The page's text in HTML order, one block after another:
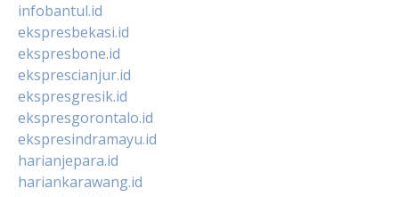
infobantul.id
ekspresbekasi.id
ekspresbone.id
eksprescianjur.id
ekspresgresik.id
ekspresgorontalo.id
ekspresindramayu.id
harianjepara.id
hariankarawang.id